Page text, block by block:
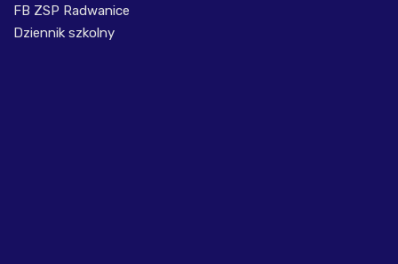
FB ZSP Radwanice
Dziennik szkolny